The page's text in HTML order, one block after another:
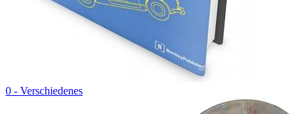
0 - Verschiedenes